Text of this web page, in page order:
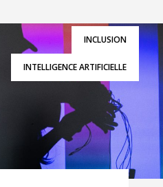
INCLUSION
INTELLIGENCE ARTIFICIELLE